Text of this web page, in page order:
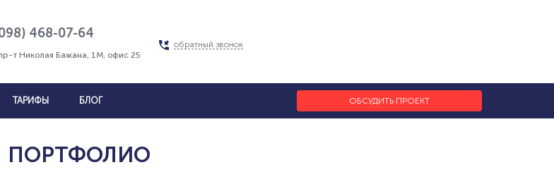
468-07-64
т Николая Бажана, 1М, офис 25
обратный звонок
ТАРИФЫ БЛОГ ОБСУДИТЬ ПРОЕКТ
ПОРТФОЛИО